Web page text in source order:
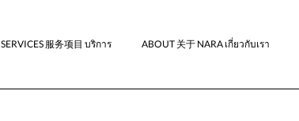
SERVICES 服务项目 บริการ ABOUT 关于 NARA เกี่ยวกับเรา